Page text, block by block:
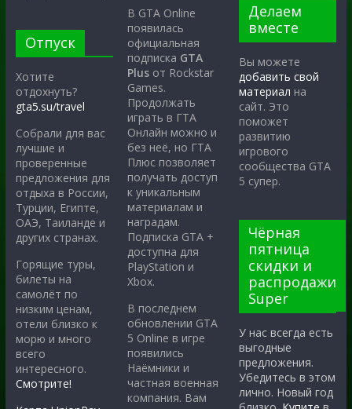
Отпуск
Хотите
отдохнуть?
gta5.su/travel
Собрали для вас
лучшие и
проверенные
предложения для
отдыха в России,
Турции, Египте,
ОАЭ, Таиланде и
других странах.
Горящие туры,
билеты на
самолёт по
низким ценам,
отели близко к
морю и много
всего
интересного.
Смотрите!
В GTA Online
появилась
официальная
подписка GTA
Plus от Rockstar
Games.
Продолжать
играть в ГТА
Онлайн можно и
без неё, но ГТА
Плюс позволяет
получать доступ
к уникальным
материалам и
наградам.
Подписка GTA +
доступна для
PlayStation и
Xbox.
В последнем
обновлении GTA
5 Online в игре
появились
Наёмники и
частная военная
компания. Вам
Делаем
вместе
Вы можете
добавить свой
материал на
сайт. Это
поможет
развитию
игрового
сообщества GTA
5 супер.
Чёрная
пятница
скидки и
распродажи
Super
У нас всегда есть
выгодные
предложения.
Убедитесь в этом
лично. Новый год